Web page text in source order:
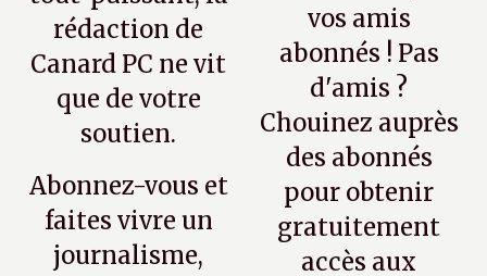
rédaction de
Canard PC ne vit
que de votre
soutien.
Abonnez-vous et
faites vivre un
journalisme,
vos amis
abonnés ! Pas
d'amis ?
Chouinez auprès
des abonnés
pour obtenir
gratuitement
accès aux